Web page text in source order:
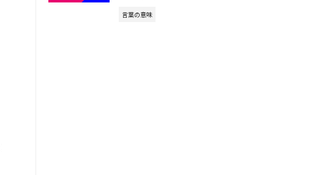
言葉の意味